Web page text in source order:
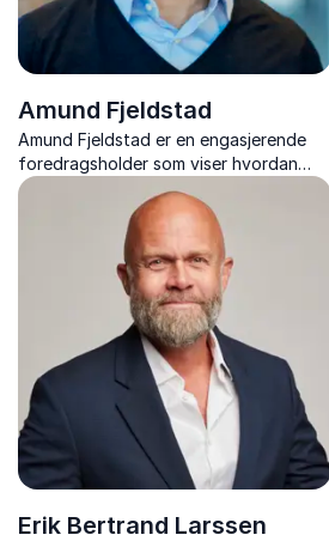
Amund Fjeldstad
Amund Fjeldstad er en engasjerende
foredragsholder som viser hvordan
samspill og kommunikasjon mellom
generasjoner skaper trivsel og
Erik Bertrand Larssen